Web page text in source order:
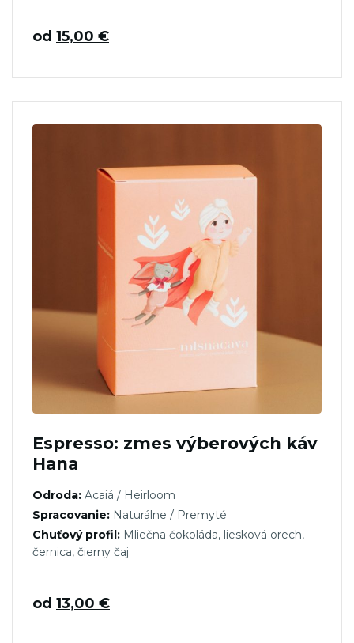
od 15,00 €
Espresso: zmes výberových káv
Hana
Odroda: Acaiá / Heirloom
Spracovanie: Naturálne / Premyté
Chuťový profil: Mliečna čokoláda, liesková orech,
černica, čierny čaj
od 13,00 €